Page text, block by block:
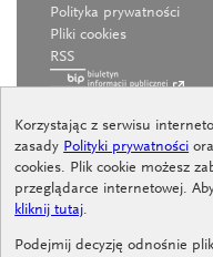
Polityka prywatności
Pliki cookies
RSS
Deklaracja dostępności
Procedura zgłoszeń
Korzystając z serwisu
zasady Polityki prywatności
cookies. Plik cookie możesz
przeglądarce internetowej.
kliknij tutaj.
Podejmij decyzję odnośnie